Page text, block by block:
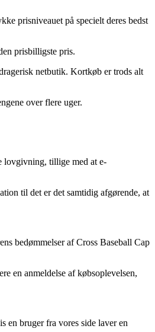
prisniveauet på specielt deres bedst
prisbilligste pris.
netbutik. Kortkøb er trods alt
over flere uger.
lovgivning, tillige med at e-
til det er det samtidig afgørende, at
bedømmelser af Cross Baseball Cap
en anmeldelse af købsoplevelsen,
en bruger fra vores side laver en